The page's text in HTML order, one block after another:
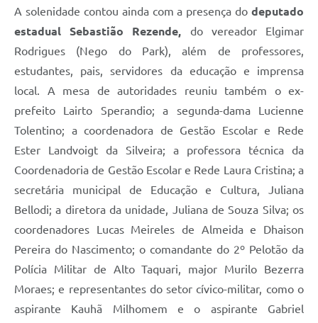
A solenidade contou ainda com a presença do deputado
estadual Sebastião Rezende,
do vereador Elgimar
Rodrigues (Nego do Park), além de professores,
estudantes, pais, servidores da educação e imprensa
local. A mesa de autoridades reuniu também o ex-
prefeito Lairto Sperandio; a segunda-dama Lucienne
Tolentino; a coordenadora de Gestão Escolar e Rede
Ester Landvoigt da Silveira; a professora técnica da
Coordenadoria de Gestão Escolar e Rede Laura Cristina; a
secretária municipal de Educação e Cultura, Juliana
Bellodi; a diretora da unidade, Juliana de Souza Silva; os
coordenadores Lucas Meireles de Almeida e Dhaison
Pereira do Nascimento; o comandante do 2º Pelotão da
Polícia Militar de Alto Taquari, major Murilo Bezerra
Moraes; e representantes do setor cívico-militar, como o
aspirante Kauhã Milhomem e o aspirante Gabriel